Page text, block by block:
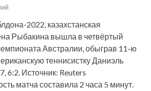
2022, казахстанская
Рыбакина вышла в четвёртый
Австралии, обыграв 11-ю
теннисистку Даниэль
6:2. Источник: Reuters
матча составила 2 часа 5 минут.